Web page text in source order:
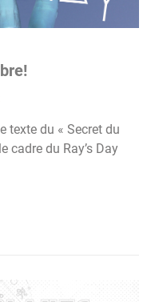
texte du « Secret du
cadre du Ray’s Day